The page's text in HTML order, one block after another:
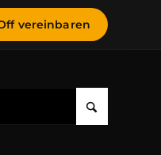
vereinbaren